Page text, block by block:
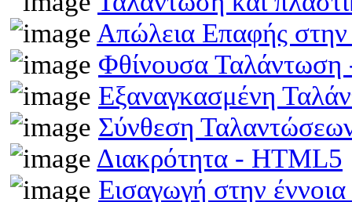
Απώλεια Επαφής
Φθίνουσα
Εξαναγκασμένη
Σύνθεση
Διακρότητα - HTML5
Εισαγωγή στην